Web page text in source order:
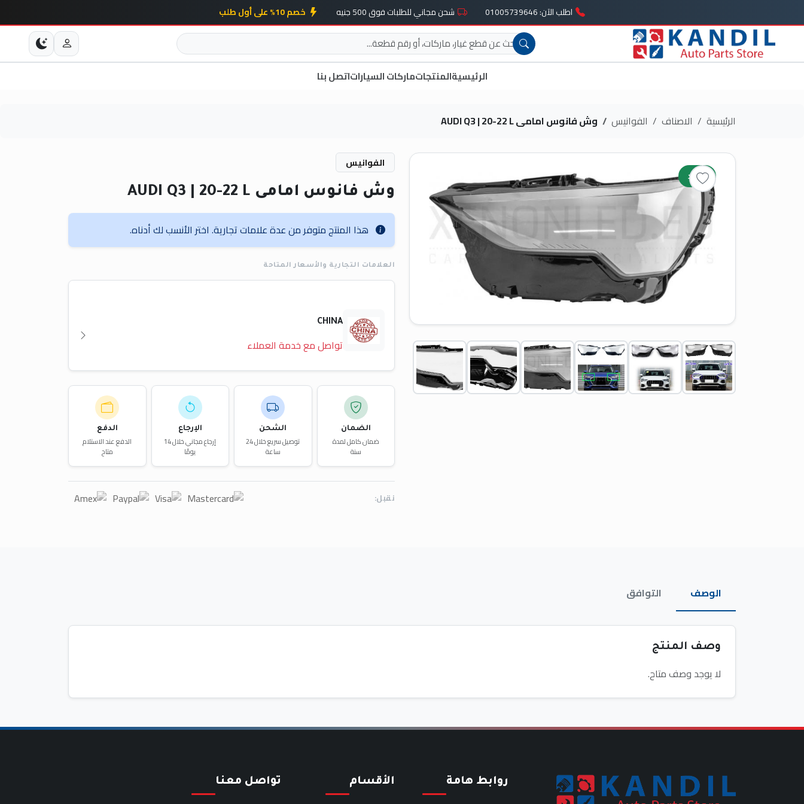
اطلب الآن: 01005739646 شحن مجاني للطلبات فوق 500 جنيه خصم 10% على أول طلب
الرئيسيةالمنتجاتماركات السياراتاتصل بنا
الرئيسية الاصناف الفوانيس وش فانوس امامى AUDI Q3 | 20-22 L
جديد
الفوانيس
وش فانوس امامى AUDI Q3 | 20-22 L
هذا المنتج متوفر من عدة علامات تجارية. اختر الأنسب لك أدناه.
العلامات التجارية والأسعار المتاحة
CHINA
تواصل مع خدمة العملاء
الضمان
ضمان كامل لمدة
سنة
الشحن
توصيل سريع خلال 24
ساعة
الإرجاع
إرجاع مجاني خلال 14
يومًا
الدفع
الدفع عند الاستلام
متاح
نقبل:
الوصف التوافق
وصف المنتج
لا يوجد وصف متاح.
روابط هامة الأقسام تواصل معنا